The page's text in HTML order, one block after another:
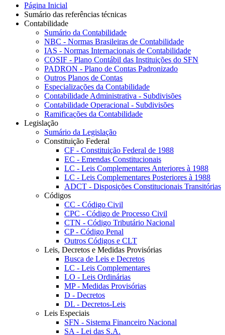
Página Inicial
Sumário das referências técnicas
Contabilidade
Sumário da Contabilidade
NBC - Normas Brasileiras de Contabilidade
IAS - Normas Internacionais de Contabilidade
COSIF - Plano Contábil das Instituições do SFN
PADRON - Plano de Contas Padronizado
Outros Planos de Contas
Especializações da Contabilidade
Contabilidade Administrativa - Subdivisões
Contabilidade Operacional - Subdivisões
Ramificações da Contabilidade
Legislação
Sumário da Legislação
Constituição Federal
CF - Constituição Federal de 1988
EC - Emendas Constitucionais
LC - Leis Complementares Anteriores à 1988
LC - Leis Complementares Posteriores à 1988
ADCT - Disposições Constitucionais Transitórias
Códigos
CC - Código Civil
CPC - Código de Processo Civil
CTN - Código Tributário Nacional
CP - Código Penal
Outros Códigos e CLT
Leis, Decretos e Medidas Provisórias
Busca de Leis e Decretos
LC - Leis Complementares
LO - Leis Ordinárias
MP - Medidas Provisórias
D - Decretos
DL - Decretos-Leis
Leis Especiais
SFN - Sistema Financeiro Nacional
SA - Lei das S.A.